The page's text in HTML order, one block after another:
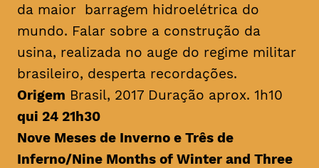
da maior barragem hidroelétrica do
mundo. Falar sobre a construção da
usina, realizada no auge do regime militar
brasileiro, desperta recordações.
Origem Brasil, 2017 Duração aprox. 1h10
qui 24 21h30
Nove Meses de Inverno e Três de
Inferno/Nine Months of Winter and Three